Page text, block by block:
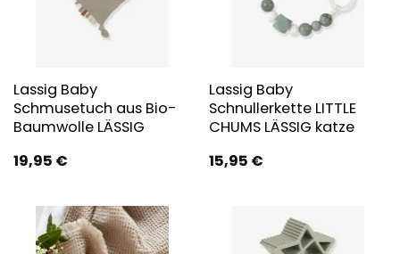
Lassig Baby
Schmusetuch aus Bio-
Baumwolle LÄSSIG
19,95 €
Lassig Baby
Schnullerkette LITTLE
CHUMS LÄSSIG katze
15,95 €